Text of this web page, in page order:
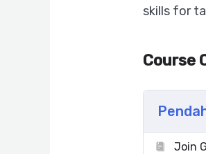
skills for
Course
Join